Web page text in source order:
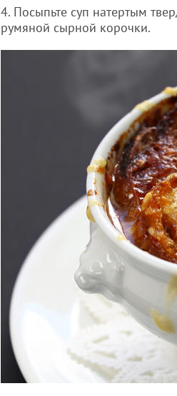
4. Посыпьте суп натертым
румяной сырной корочки.